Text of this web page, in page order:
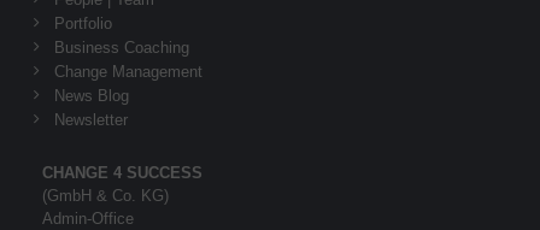
Portfolio
Business Coaching
Change Management
News Blog
Newsletter
CHANGE 4 SUCCESS
(GmbH & Co. KG)
Admin-Office